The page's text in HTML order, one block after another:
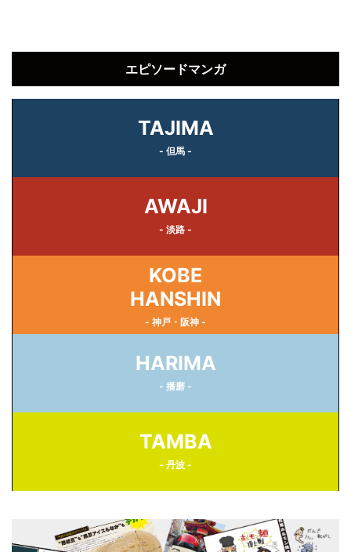
エピソードマンガ
TAJIMA
- 但馬 -
AWAJI
- 淡路 -
KOBE
HANSHIN
- 神戸・阪神 -
HARIMA
- 播磨 -
TAMBA
- 丹波 -